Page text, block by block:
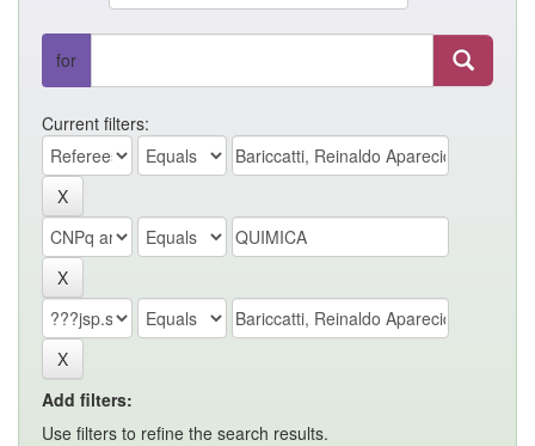
for
Current filters:
Add filters:
Use filters to refine the search results.